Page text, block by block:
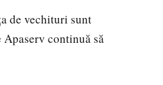
de vechituri sunt
continuă să